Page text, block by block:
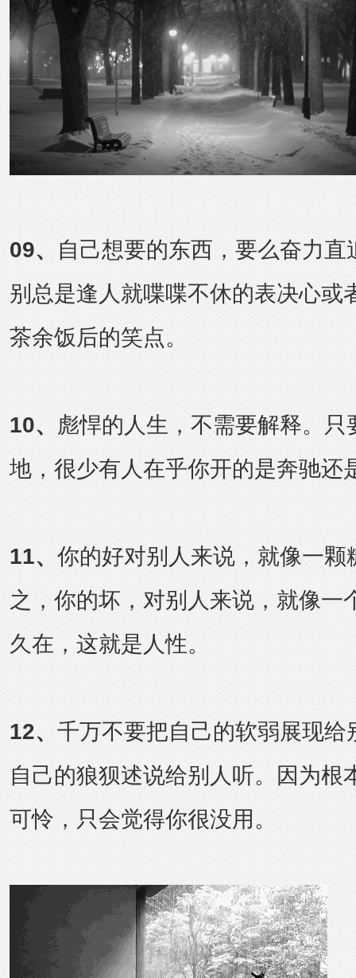
09、 自己想要的东西，要么奋力
别总是逢人就喋喋不休的表决心或
茶余饭后的笑点。
10、 彪悍的人生，不需要解释。只
地，很少有人在乎你开的是奔驰还
11、 你的好对别人来说，就像一颗
之，你的坏，对别人来说，就像一
久在，这就是人性。
12、 千万不要把自己的软弱展现给
自己的狼狈述说给别人听。因为根
可怜，只会觉得你很没用。